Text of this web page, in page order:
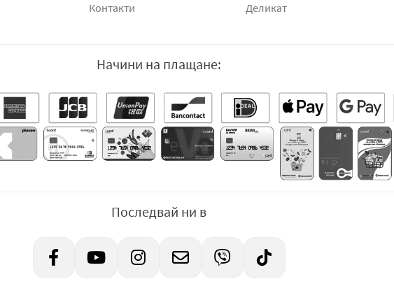
Контакти
Деликат
Начини на плащане:
Последвай ни в